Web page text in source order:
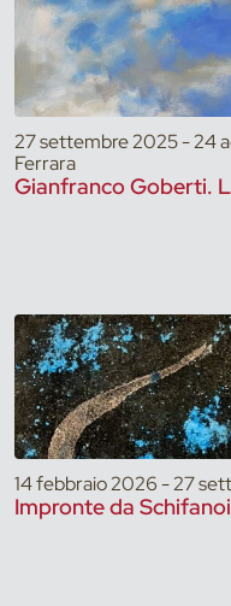
27 settembre 2025 - 24
Ferrara
Gianfranco Goberti.
14 febbraio 2026 - 27
Impronte da